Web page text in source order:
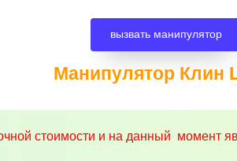
вызвать манипулятор
Манипулятор Клин
стоимости и на данный момент